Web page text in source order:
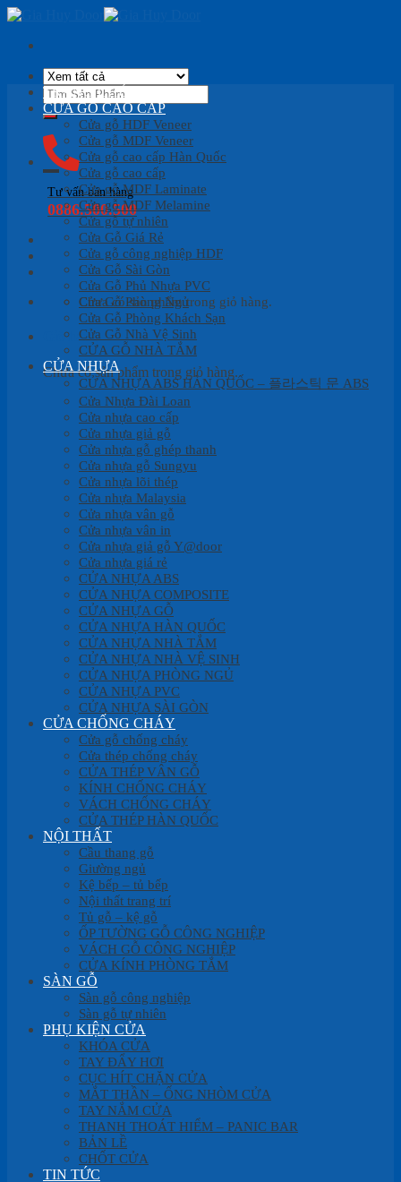
Skip
content
Tìm
kiếm:
Tư vấn bán hàng
0886.500.500
Chưa có sản phẩm trong giỏ hàng.
Giỏ hàng
Chưa có sản phẩm trong giỏ hàng.
TRANG CHỦ
CỬA GỖ CAO CẤP
Cửa gỗ HDF Veneer
Cửa gỗ MDF Veneer
Cửa gỗ cao cấp Hàn Quốc
Cửa gỗ cao cấp
Cửa gỗ MDF Laminate
Cửa gỗ MDF Melamine
Cửa gỗ tự nhiên
Cửa Gỗ Giá Rẻ
Cửa gỗ công nghiệp HDF
Cửa Gỗ Sài Gòn
Cửa Gỗ Phủ Nhựa PVC
Cửa Gỗ Phòng Ngủ
Cửa Gỗ Phòng Khách Sạn
Cửa Gỗ Nhà Vệ Sinh
CỬA GỖ NHÀ TẮM
CỬA NHỰA
CỬA NHỰA ABS HÀN QUỐC – 플라스틱 문 ABS
Cửa Nhựa Đài Loan
Cửa nhựa cao cấp
Cửa nhựa giả gỗ
Cửa nhựa gỗ ghép thanh
Cửa nhựa gỗ Sungyu
Cửa nhựa lõi thép
Cửa nhựa Malaysia
Cửa nhựa vân gỗ
Cửa nhựa vân in
Cửa nhựa giả gỗ Y@door
Cửa nhựa giá rẻ
CỬA NHỰA ABS
CỬA NHỰA COMPOSITE
CỬA NHỰA GỖ
CỬA NHỰA HÀN QUỐC
CỬA NHỰA NHÀ TẮM
CỬA NHỰA NHÀ VỆ SINH
CỬA NHỰA PHÒNG NGỦ
CỬA NHỰA PVC
CỬA NHỰA SÀI GÒN
CỬA CHỐNG CHÁY
Cửa gỗ chống cháy
Cửa thép chống cháy
CỬA THÉP VÂN GỖ
KÍNH CHỐNG CHÁY
VÁCH CHỐNG CHÁY
CỬA THÉP HÀN QUỐC
NỘI THẤT
Cầu thang gỗ
Giường ngủ
Kệ bếp – tủ bếp
Nội thất trang trí
Tủ gỗ – kệ gỗ
ỐP TƯỜNG GỖ CÔNG NGHIỆP
VÁCH GỖ CÔNG NGHIỆP
CỬA KÍNH PHÒNG TẮM
SÀN GỖ
Sàn gỗ công nghiệp
Sàn gỗ tự nhiên
PHỤ KIỆN CỬA
KHÓA CỬA
TAY ĐẨY HƠI
CỤC HÍT CHẶN CỬA
MẮT THẦN – ỐNG NHÒM CỬA
TAY NẮM CỬA
THANH THOÁT HIỂM – PANIC BAR
BẢN LỀ
CHỐT CỬA
TIN TỨC